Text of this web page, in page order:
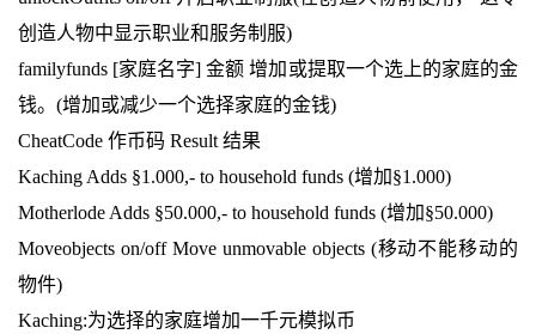
创造人物中显示职业和服务制服)
familyfunds [家庭名字] 金额 增加或提取一个选上的家庭的金
钱。(增加或减少一个选择家庭的金钱)
CheatCode 作币码 Result 结果
Kaching Adds §1.000,- to household funds (增加§1.000)
Motherlode Adds §50.000,- to household funds (增加§50.000)
Moveobjects on/off Move unmovable objects (移动不能移动的
物件)
Kaching:为选择的家庭增加一千元模拟币